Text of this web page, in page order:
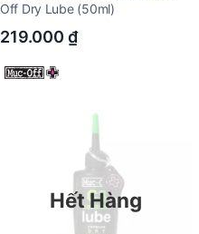
Off Dry Lube (50ml)
219.000 ₫
Hết Hàng